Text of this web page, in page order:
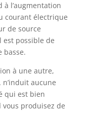
à l’augmentation
courant électrique
de source
possible de
basse.
à une autre,
aucune
qui est bien
produisez de